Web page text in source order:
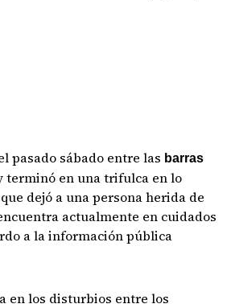
pasado sábado entre las barras
terminó en una trifulca en lo
dejó a una persona herida de
actualmente en cuidados
a la información pública
en los disturbios entre los